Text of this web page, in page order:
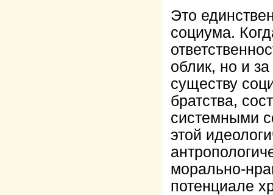
Это
социума.
облик, но и
существу
братства,
системными
этой
морально-
потенциале